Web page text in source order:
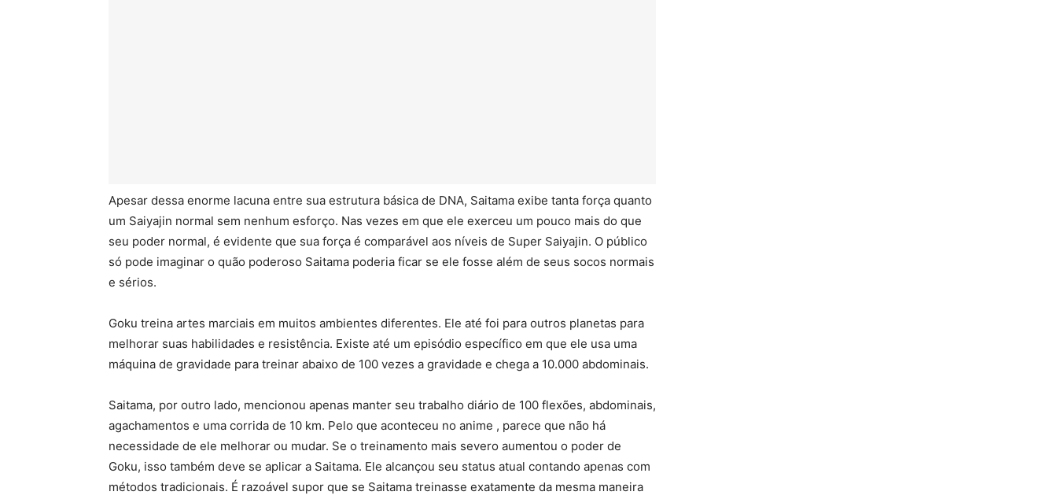
Apesar dessa enorme lacuna entre sua estrutura básica de DNA, Saitama exibe tanta força quanto
um Saiyajin normal sem nenhum esforço. Nas vezes em que ele exerceu um pouco mais do que
seu poder normal, é evidente que sua força é comparável aos níveis de Super Saiyajin. O público
só pode imaginar o quão poderoso Saitama poderia ficar se ele fosse além de seus socos normais
e sérios.
Goku treina artes marciais em muitos ambientes diferentes. Ele até foi para outros planetas para
melhorar suas habilidades e resistência. Existe até um episódio específico em que ele usa uma
máquina de gravidade para treinar abaixo de 100 vezes a gravidade e chega a 10.000 abdominais.
Saitama, por outro lado, mencionou apenas manter seu trabalho diário de 100 flexões, abdominais,
agachamentos e uma corrida de 10 km. Pelo que aconteceu no anime , parece que não há
necessidade de ele melhorar ou mudar. Se o treinamento mais severo aumentou o poder de
Goku, isso também deve se aplicar a Saitama. Ele alcançou seu status atual contando apenas com
métodos tradicionais. É razoável supor que se Saitama treinasse exatamente da mesma maneira